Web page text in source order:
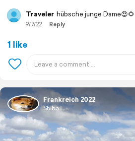
Traveler hübsche junge Dame😍🌻
9/7/22 Reply
1 like
Frankreich 2022
Shiba